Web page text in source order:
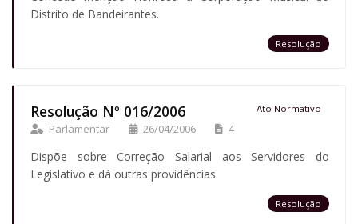
Distrito de Bandeirantes.
Resolução
Resolução Nº 016/2006 Ato Normativo
Parlamentar 26/04/2006 4
Dispõe sobre Correção Salarial aos Servidores do
Legislativo e dá outras providências.
Resolução